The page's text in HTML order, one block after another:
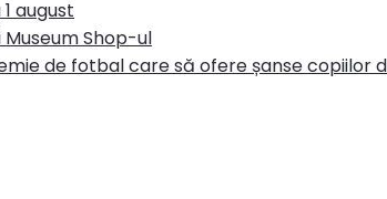
august
Shop-ul
de fotbal care să ofere șanse copiilor